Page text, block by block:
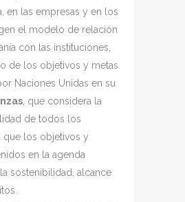
en las empresas y en los
el modelo de relación
con las instituciones,
de los objetivos y metas
Naciones Unidas en su
, que considera la
de todos los
que los objetivos y
en la agenda
sostenibilidad, alcance